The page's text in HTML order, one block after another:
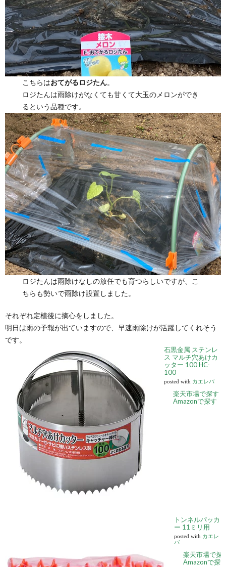
こちらはおてがるロジたん。
ロジたんは雨除けがなくても甘くて大玉のメロンができ
るという品種です。
ロジたんは雨除けなしの放任でも育つらしいですが、こ
ちらも勢いで雨除け設置しました。
それぞれ定植後に摘心をしました。
明日は雨の予報が出ていますので、早速雨除けが活躍してくれそう
です。
石黒金属 ステンレ
ス マルチ穴あけカ
ッター 100 HC-
100
posted with カエレバ
楽天市場で探す
Amazonで探す
トンネルパッカ
ー 11ミリ用
posted with カエレ
バ
楽天市場で探
Amazonで探